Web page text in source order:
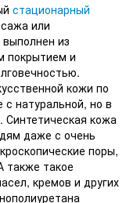
стационарный
или
из
покрытием и
кожи по
натуральной, но в
Синтетическая кожа
даже с очень
поры,
также такое
кремов и других